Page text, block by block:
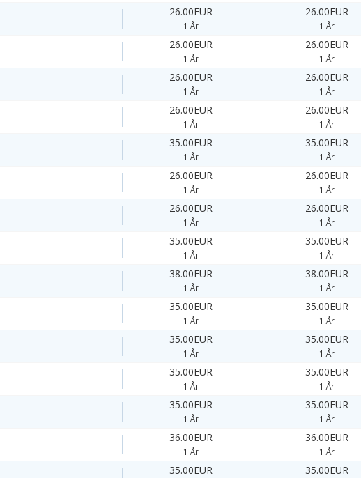
26.00EUR
1 År
26.00EUR
1 År
26.00EUR
1 År
26.00EUR
1 År
26.00EUR
1 År
26.00EUR
1 År
26.00EUR
1 År
26.00EUR
1 År
35.00EUR
1 År
35.00EUR
1 År
26.00EUR
1 År
26.00EUR
1 År
26.00EUR
1 År
26.00EUR
1 År
35.00EUR
1 År
35.00EUR
1 År
38.00EUR
1 År
38.00EUR
1 År
35.00EUR
1 År
35.00EUR
1 År
35.00EUR
1 År
35.00EUR
1 År
35.00EUR
1 År
35.00EUR
1 År
35.00EUR
1 År
35.00EUR
1 År
36.00EUR
1 År
36.00EUR
1 År
35.00EUR 35.00EUR